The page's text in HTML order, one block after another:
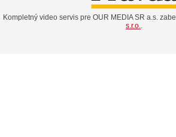
Kompletný video servis pre OUR MEDIA SR a.s.
s.r.o..